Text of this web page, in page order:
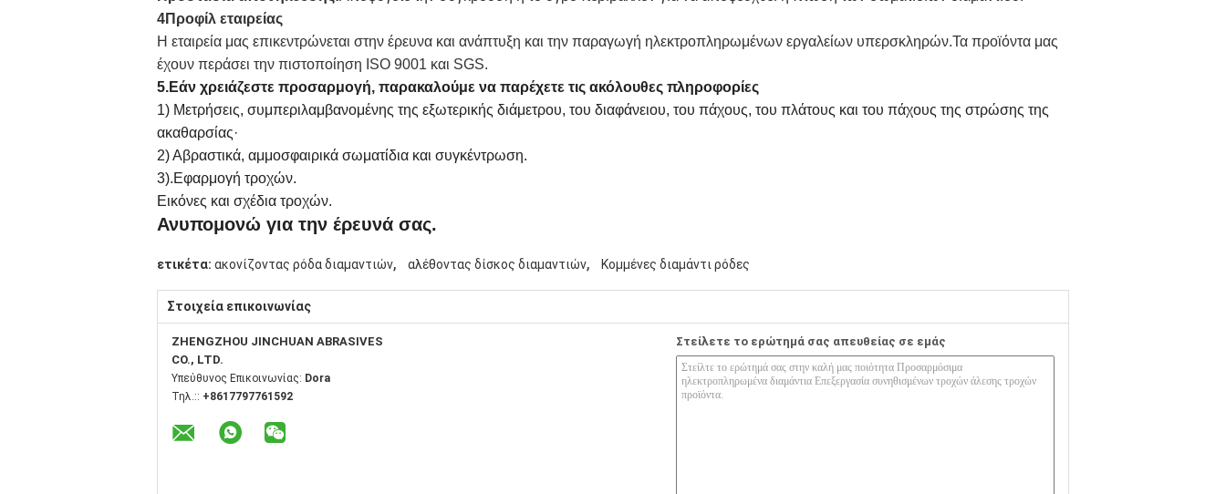
4Προφίλ εταιρείας
Η εταιρεία μας επικεντρώνεται στην έρευνα και ανάπτυξη και την παραγωγή ηλεκτροπληρωμένων εργαλείων υπερσκληρών.Τα προϊόντα μας
έχουν περάσει την πιστοποίηση ISO 9001 και SGS.
5.Εάν χρειάζεστε προσαρμογή, παρακαλούμε να παρέχετε τις ακόλουθες πληροφορίες
1) Μετρήσεις, συμπεριλαμβανομένης της εξωτερικής διάμετρου, του διαφάνειου, του πάχους, του πλάτους και του πάχους της στρώσης της
ακαθαρσίας·
2) Αβραστικά, αμμοσφαιρικά σωματίδια και συγκέντρωση.
3).Εφαρμογή τροχών.
Εικόνες και σχέδια τροχών.
Ανυπομονώ για την έρευνά σας.
ετικέτα: ακονίζοντας ρόδα διαμαντιών, αλέθοντας δίσκος διαμαντιών, Κομμένες διαμάντι ρόδες
Στοιχεία επικοινωνίας
ZHENGZHOU JINCHUAN ABRASIVES
CO., LTD.
Υπεύθυνος Επικοινωνίας: Dora
Τηλ.:: +8617797761592
Στείλετε το ερώτημά σας απευθείας σε εμάς